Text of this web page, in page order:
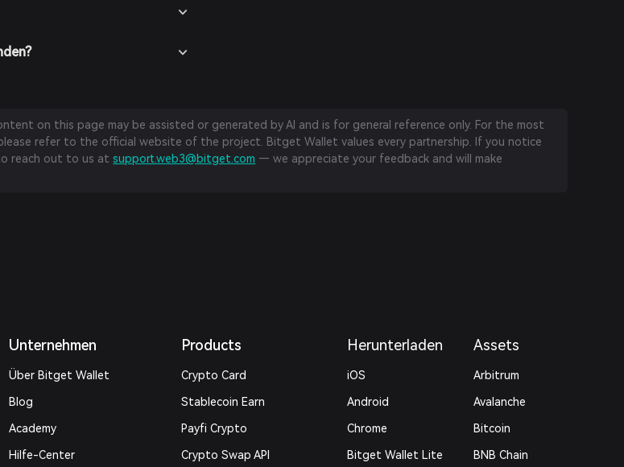
on this page may be assisted or generated by AI and is for general reference only. For the most
refer to the official website of the project. Bitget Wallet values every partnership. If you notice
to reach out to us atsupport.web3@bitget.com — we appreciate your feedback and will make
Unternehmen
Über Bitget Wallet
Blog
Academy
Hilfe-Center
Products
Crypto Card
Stablecoin Earn
Payfi Crypto
Crypto Swap API
Herunterladen
iOS
Android
Chrome
Bitget Wallet Lite
Assets
Arbitrum
Avalanche
Bitcoin
BNB Chain